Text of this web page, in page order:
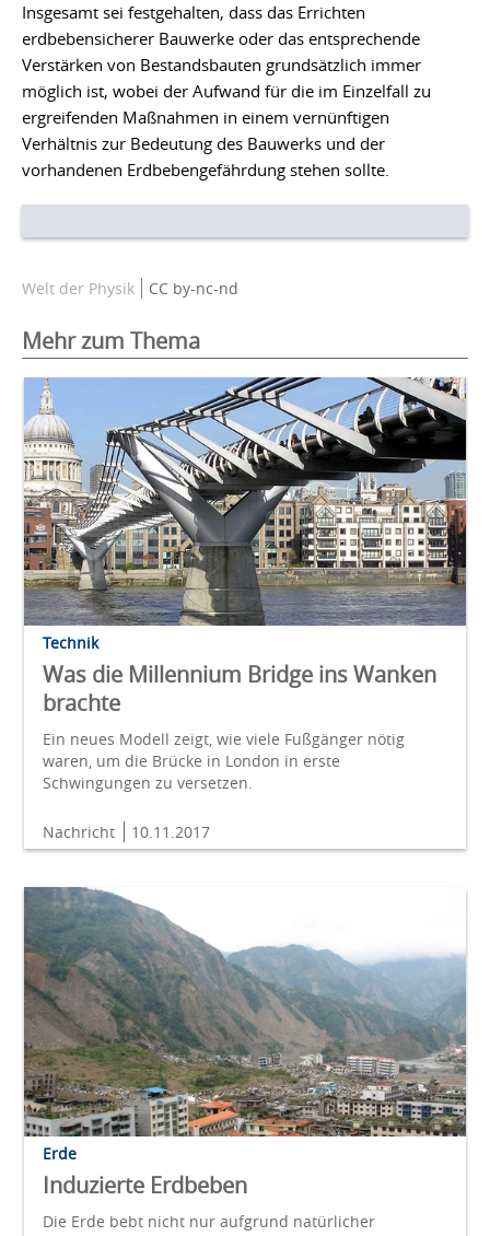
Insgesamt sei festgehalten, dass das Errichten
erdbebensicherer Bauwerke oder das entsprechende
Verstärken von Bestandsbauten grundsätzlich immer
möglich ist, wobei der Aufwand für die im Einzelfall zu
ergreifenden Maßnahmen in einem vernünftigen
Verhältnis zur Bedeutung des Bauwerks und der
vorhandenen Erdbebengefährdung stehen sollte.
Welt der Physik CC by-nc-nd
Mehr zum Thema
Technik
Was die Millennium Bridge ins Wanken
brachte
Ein neues Modell zeigt, wie viele Fußgänger nötig
waren, um die Brücke in London in erste
Schwingungen zu versetzen.
Nachricht 10.11.2017
Erde
Induzierte Erdbeben
Die Erde bebt nicht nur aufgrund natürlicher